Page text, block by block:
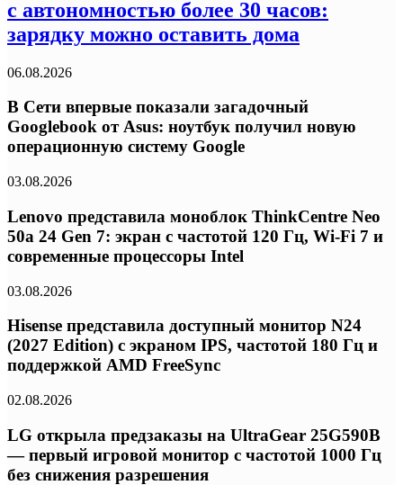
с автономностью более 30 часов:
зарядку можно оставить дома
06.08.2026
В Сети впервые показали загадочный
Googlebook от Asus: ноутбук получил новую
операционную систему Google
03.08.2026
Lenovo представила моноблок ThinkCentre Neo
50a 24 Gen 7: экран с частотой 120 Гц, Wi-Fi 7 и
современные процессоры Intel
03.08.2026
Hisense представила доступный монитор N24
(2027 Edition) с экраном IPS, частотой 180 Гц и
поддержкой AMD FreeSync
02.08.2026
LG открыла предзаказы на UltraGear 25G590B
— первый игровой монитор с частотой 1000 Гц
без снижения разрешения